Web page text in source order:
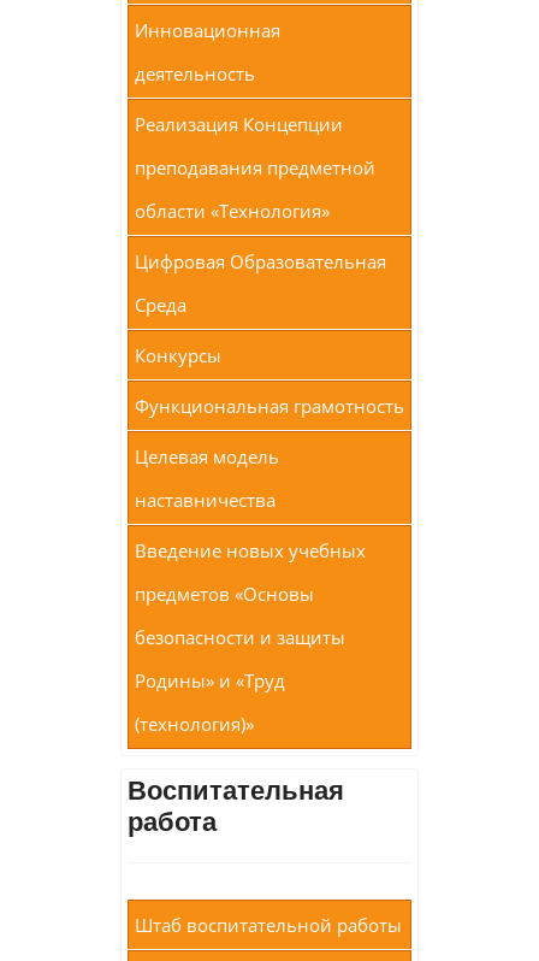
Инновационная
деятельность
Реализация Концепции
преподавания предметной
области «Технология»
Цифровая Образовательная
Среда
Конкурсы
Функциональная грамотность
Целевая модель
наставничества
Введение новых учебных
предметов «Основы
безопасности и защиты
Родины» и «Труд
(технология)»
Воспитательная
работа
Штаб воспитательной работы